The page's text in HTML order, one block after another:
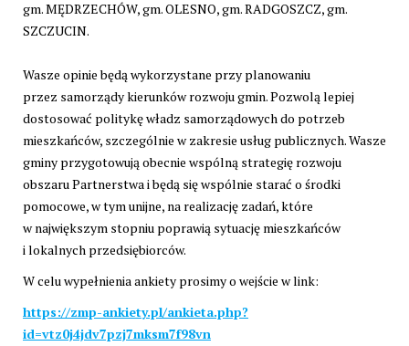
gm. MĘDRZECHÓW, gm. OLESNO, gm. RADGOSZCZ, gm.
SZCZUCIN.
Wasze opinie będą wykorzystane przy planowaniu
przez samorządy kierunków rozwoju gmin. Pozwolą lepiej
dostosować politykę władz samorządowych do potrzeb
mieszkańców, szczególnie w zakresie usług publicznych. Wasze
gminy przygotowują obecnie wspólną strategię rozwoju
obszaru Partnerstwa i będą się wspólnie starać o środki
pomocowe, w tym unijne, na realizację zadań, które
w największym stopniu poprawią sytuację mieszkańców
i lokalnych przedsiębiorców.
W celu wypełnienia ankiety prosimy o wejście w link:
https://zmp-ankiety.pl/ankieta.php?
id=vtz0j4jdv7pzj7mksm7f98vn